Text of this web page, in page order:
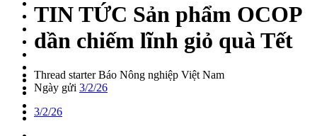
TIN TỨC Sản phẩm OCOP
dần chiếm lĩnh giỏ quà Tết
Thread starter Báo Nông nghiệp Việt Nam
Ngày gửi 3/2/26
3/2/26